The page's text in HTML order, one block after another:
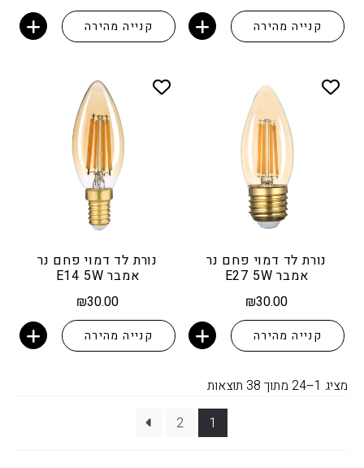
קנייה מהירה קנייה מהירה
נורת לד דמוי פחם נר
אמבר E27 5W
₪30.00
קנייה מהירה
נורת לד דמוי פחם נר
אמבר E14 5W
₪30.00
קנייה מהירה
מציג 1–24 מתוך 38 תוצאות
ממוין
לפי
פופולריות
1
2